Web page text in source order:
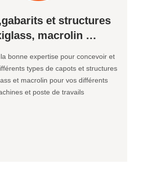
et structures
macrolin …
bonne expertise pour concevoir et
types de capots et structures
et macrolin pour vos différents
et poste de travails